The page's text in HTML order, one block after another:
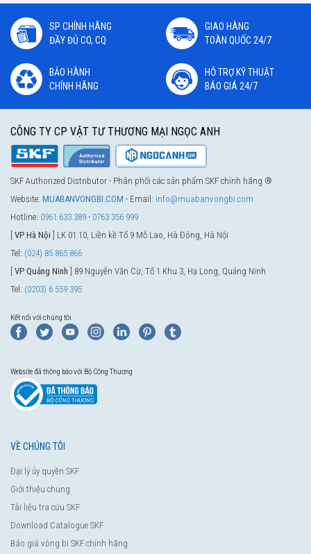
SP CHÍNH HÃNG
ĐẦY ĐỦ CO, CQ
GIAO HÀNG
TOÀN QUỐC 24/7
BẢO HÀNH
CHÍNH HÃNG
HỖ TRỢ KỸ THUẬT
BÁO GIÁ 24/7
CÔNG TY CP VẬT TƯ THƯƠNG MẠI NGỌC ANH
SKF Authorized Distributor - Phân phối các sản phẩm SKF chính hãng ®
Website: MUABANVONGBI.COM - Email: info@muabanvongbi.com
Hotline: 0961 633 389 - 0763 356 999
VP Hà Nội ] LK 01.10, Liền kề Tổ 9 Mỗ Lao, Hà Đông, Hà Nội
Tel: (024) 85 865 866
VP Quảng Ninh ] 89 Nguyễn Văn Cừ, Tổ 1 Khu 3, Hạ Long, Quảng Ninh
Tel: (0203) 6 559 395
Kết nối với chúng tôi
Website đã thông báo với Bộ Công Thương
VỀ CHÚNG TÔI
Đại lý ủy quyền SKF
Giới thiệu chung
Tài liệu tra cứu SKF
Download Catalogue SKF
Báo giá vòng bi SKF chính hãng